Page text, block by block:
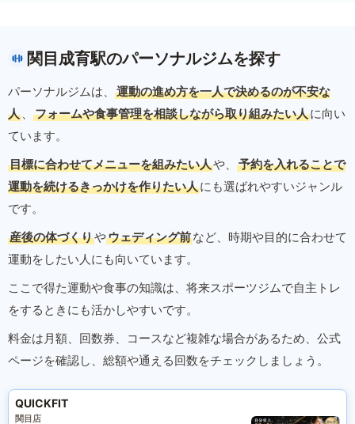
関目成育駅のパーソナルジムを探す
パーソナルジムは、
運動の進め方を一人で決めるのが不安な
人 、 フォームや食事管理を相談しながら取り組みたい人に向い
ています。
目標に合わせてメニューを組みたい人や、
予約を入れることで
運動を続けるきっかけを作りたい人にも選ばれやすいジャンル
です。
産後の体づくりやウェディング前など、時期や目的に合わせて
運動をしたい人にも向いています。
ここで得た運動や食事の知識は、将来スポーツジムで自主トレ
をするときにも活かしやすいです。
料金は月額、回数券、コースなど複雑な場合があるため、公式
ページを確認し、総額や通える回数をチェックしましょう。
QUICKFIT
関目店